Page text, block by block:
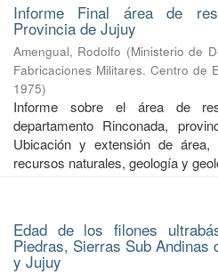
Informe Final área de
Provincia de Jujuy
Amengual, Rodolfo (Ministerio de
Fabricaciones Militares. Centro de
1975)
Informe sobre el área de
departamento Rinconada,
Ubicación y extensión de
recursos naturales, geología y
Edad de los filones
Piedras, Sierras Sub
y Jujuy